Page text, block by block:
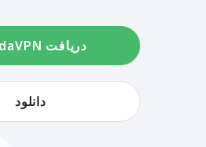
دریافت PandaVPN
دانلود